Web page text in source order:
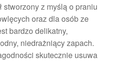
stworzony z myślą o praniu
oraz dla osób ze
bardzo delikatny,
niedrażniący zapach.
skutecznie usuwa